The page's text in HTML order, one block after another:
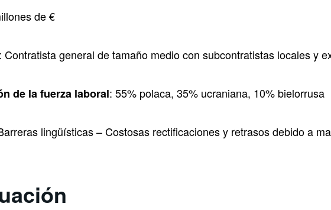
de €
: Contratista general de tamaño medio con subcontratistas locales y
de la fuerza laboral: 55% polaca, 35% ucraniana, 10% bielorrusa
lingüísticas – Costosas rectificaciones y retrasos debido a